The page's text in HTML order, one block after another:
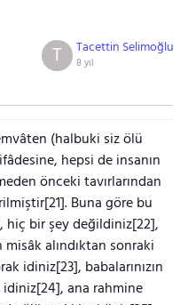
Tacettin Selimoğlu
8 yıl
T
(halbuki siz ölü
hepsi de insanın
önceki tavırlarından
Buna göre bu
bir şey değildiniz[22],
alındıktan sonraki
idiniz[23], babalarınızın
ana rahmine